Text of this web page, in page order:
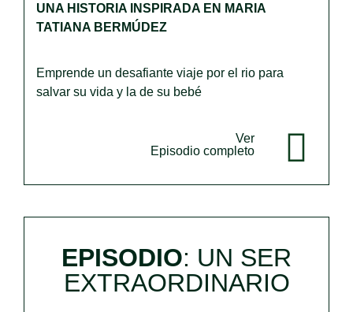
UNA HISTORIA INSPIRADA EN MARIA
TATIANA BERMÚDEZ
Emprende un desafiante viaje por el rio para
salvar su vida y la de su bebé
Ver
Episodio completo
EPISODIO: UN SER
EXTRAORDINARIO